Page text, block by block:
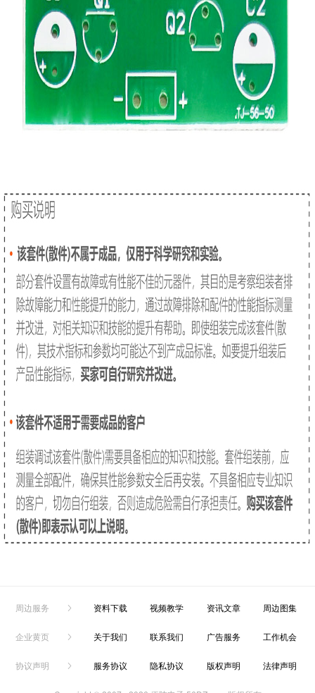
周边服务 资料下载 视频教学 资讯文章 周边图集
企业黄页 关于我们 联系我们 广告服务 工作机会
协议声明 服务协议 隐私协议 版权声明 法律声明